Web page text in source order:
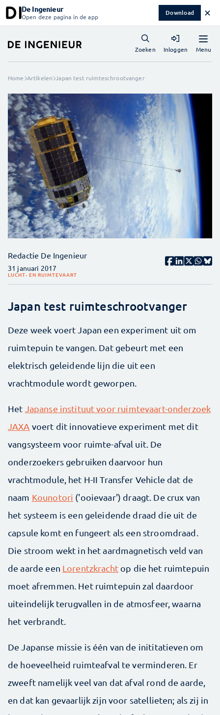
De Ingenieur
Open deze pagina in de app Download ✕
Menu
Zoeken Inloggen
Home Artikelen Japan test ruimteschrootvanger
Redactie De Ingenieur
31 januari 2017
LUCHT- EN RUIMTEVAART
Japan test ruimteschrootvanger
Deze week voert Japan een experiment uit om
ruimtepuin te vangen. Dat gebeurt met een
elektrisch geleidende lijn die uit een
vrachtmodule wordt geworpen.
Het Japanse instituut voor ruimtevaart-onderzoek
JAXA voert dit innovatieve experiment met dit
vangsysteem voor ruimte-afval uit. De
onderzoekers gebruiken daarvoor hun
vrachtmodule, het H-II Transfer Vehicle dat de
naam Kounotori ('ooievaar') draagt. De crux van
het systeem is een geleidende draad die uit de
capsule komt en fungeert als een stroomdraad.
Die stroom wekt in het aardmagnetisch veld van
de aarde een Lorentzkrachtop die het ruimtepuin
moet afremmen. Het ruimtepuin zal daardoor
uiteindelijk terugvallen in de atmosfeer, waarna
het verbrandt.
De Japanse missie is één van de inititatieven om
de hoeveelheid ruimteafval te verminderen. Er
zweeft namelijk veel van dat afval rond de aarde,
en dat kan gevaarlijk zijn voor satellieten; als zij in